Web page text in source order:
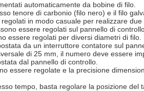
automaticamente da bobine di filo.
tenore di carbonio (filo nero) e il filo
in modo casuale per realizzare
essere regolati sul pannello di
essere regolati per diversi diametri di filo.
da un interruttore contatore sul
di 25 mm, il numero deve essere
dal pannello di controllo.
essere regolate e la precisione
tempo, basta regolare la posizione del